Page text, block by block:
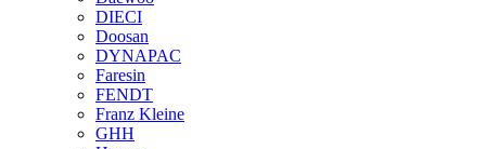
DIECI
Doosan
DYNAPAC
Faresin
FENDT
Franz Kleine
GHH